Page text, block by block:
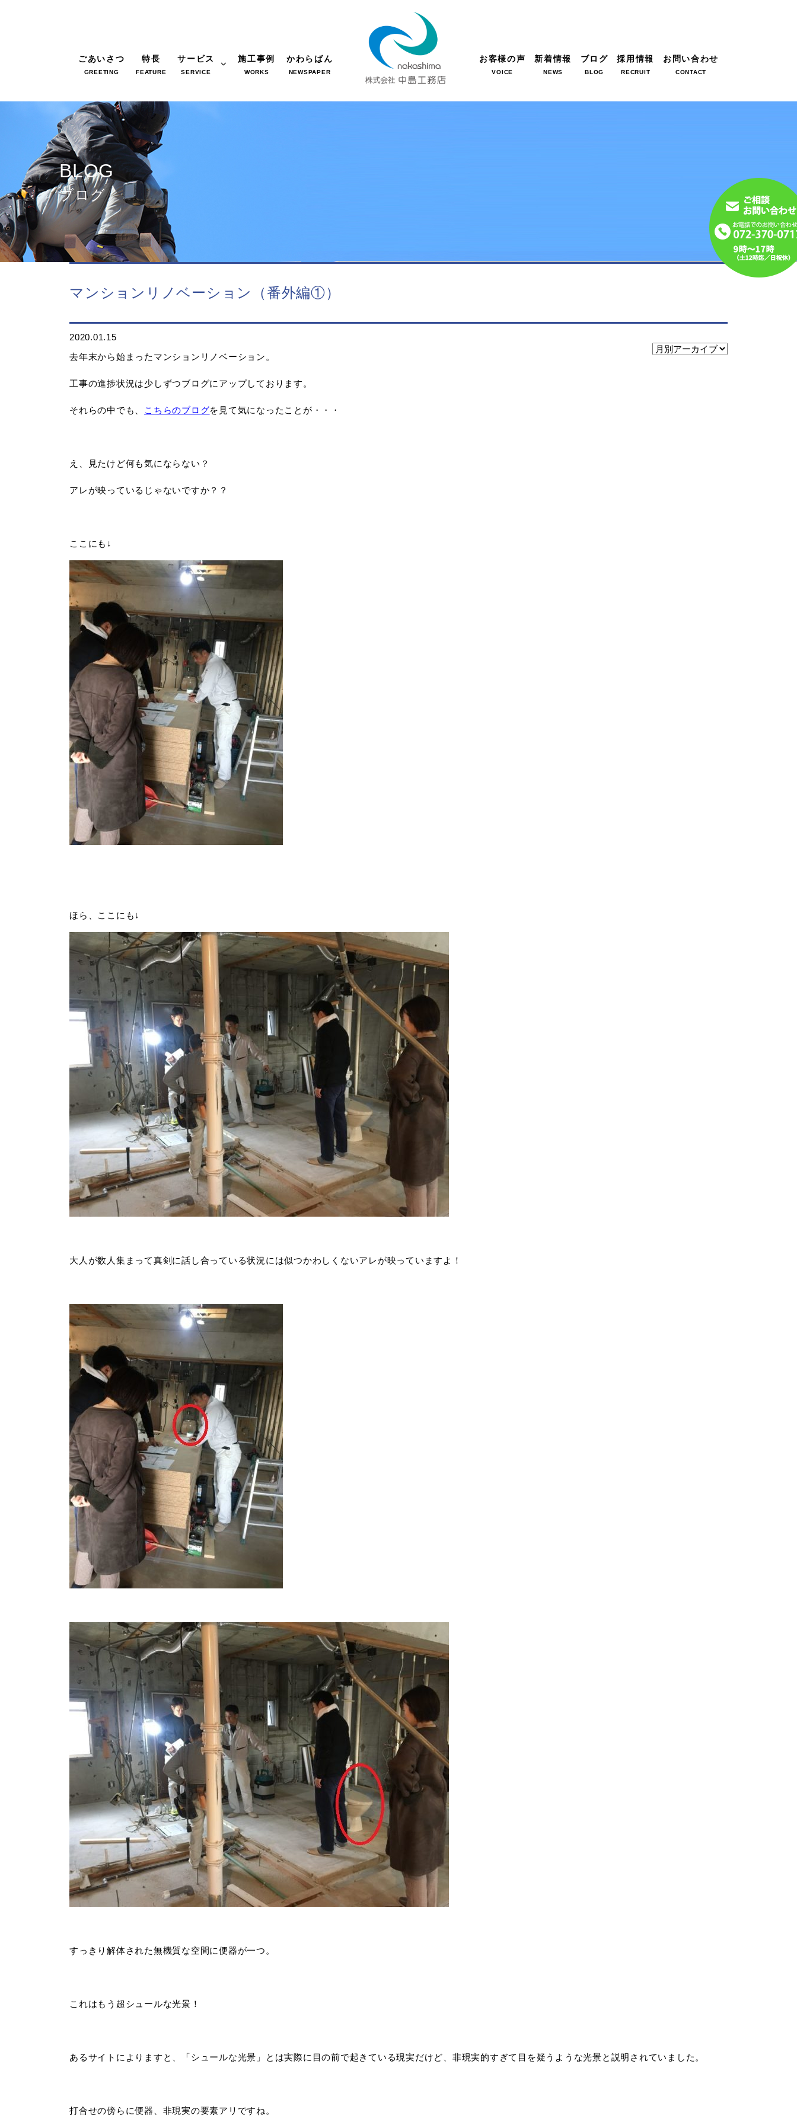
ごあいさつ
GREETING
特長
FEATURE
サービス
SERVICE
施工事例
WORKS
かわらばん
NEWSPAPER
お客様の声
VOICE
新着情報
NEWS
ブログ
BLOG
採用情報
RECRUIT
お問い合わせ
CONTACT
BLOG
ブログ
マンションリノベーション（番外編①）
2020.01.15
去年末から始まったマンションリノベーション。
工事の進捗状況は少しずつブログにアップしております。
それらの中でも、 こちらのブログを見て気になったことが・・・
え、見たけど何も気にならない？
アレが映っているじゃないですか？？
ここにも↓
ほら、ここにも↓
大人が数人集まって真剣に話し合っている状況には似つかわしくないアレが映っていますよ！
すっきり解体された無機質な空間に便器が一つ。
これはもう超シュールな光景！
あるサイトによりますと、「シュールな光景」とは実際に目の前で起きている現実だけど、非現実的すぎて目を疑うような光景と説明されていました。
打合せの傍らに便器、非現実の要素アリですね。